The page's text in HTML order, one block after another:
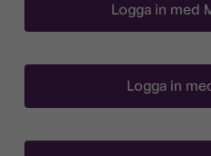
Logga in med
Logga in